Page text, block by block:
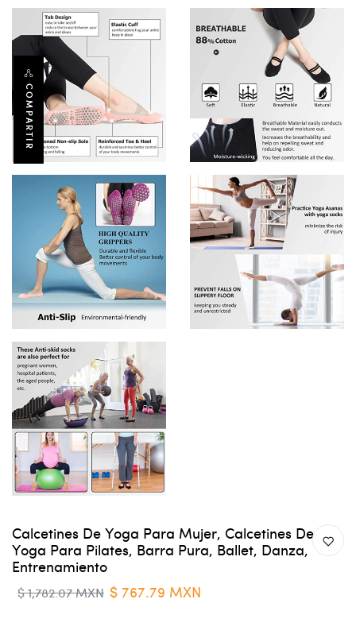
COMPARTIR
Calcetines De Yoga Para Mujer, Calcetines De
Yoga Para Pilates, Barra Pura, Ballet, Danza,
Entrenamiento
$ 1,782.07 MXN $ 767.79 MXN